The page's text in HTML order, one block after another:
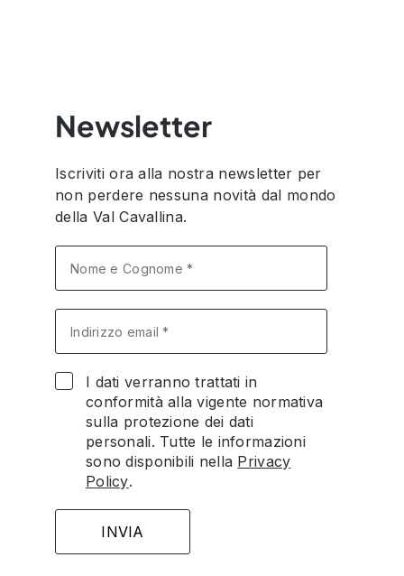
Newsletter
Iscriviti ora alla nostra newsletter per
non perdere nessuna novità dal mondo
della Val Cavallina.
I dati verranno trattati in
conformità alla vigente normativa
sulla protezione dei dati
personali. Tutte le informazioni
sono disponibili nella Privacy
Policy.